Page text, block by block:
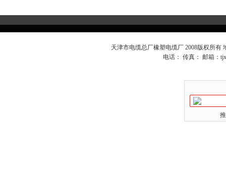
天津市电缆总厂橡塑电缆厂 2008版权所
电话： 传真： 邮箱：